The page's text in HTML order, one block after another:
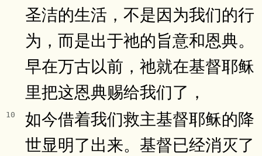
圣洁的生活，不是因为我们的行
为，而是出于祂的旨意和恩典。
早在万古以前，祂就在基督耶稣
里把这恩典赐给我们了，
10
如今借着我们救主基督耶稣的降
世显明了出来。基督已经消灭了